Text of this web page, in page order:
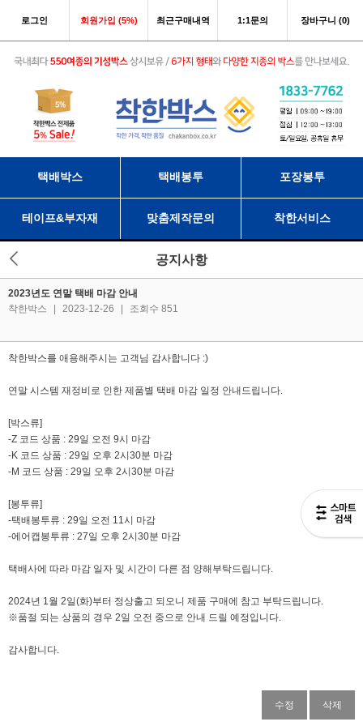
로그인 회원가입 (5%) 최근구매내역 1:1문의 장바구니 (0)
택배박스 택배봉투 포장봉투
테이프&부자재 맞춤제작문의 착한서비스
공지사항
2023년도 연말 택배 마감 안내
착한박스
2023-12-26 조회수 851
착한박스를 애용해주시는 고객님 감사합니다 :)
연말 시스템 재정비로 인한 제품별 택배 마감 일정 안내드립니다.
[박스류]
-Z 코드 상품 : 29일 오전 9시 마감
-K 코드 상품 : 29일 오후 2시30분 마감
-M 코드 상품 : 29일 오후 2시30분 마감
[봉투류]
-택배봉투류 : 29일 오전 11시 마감
-에어캡봉투류 : 27일 오후 2시30분 마감
택배사에 따라 마감 일자 및 시간이 다른 점 양해부탁드립니다.
2024년 1월 2일(화)부터 정상출고 되오니 제품 구매에 참고 부탁드립니다.
※품절 되는 상품의 경우 2일 오전 중으로 안내 드릴 예정입니다.
감사합니다.
수정 삭제